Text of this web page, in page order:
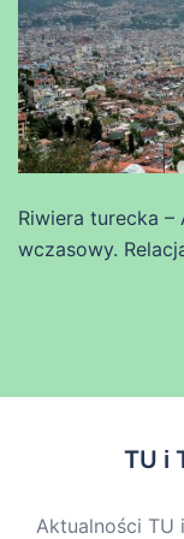
Riwiera turecka
wczasowy.
TU i
Aktualności TU